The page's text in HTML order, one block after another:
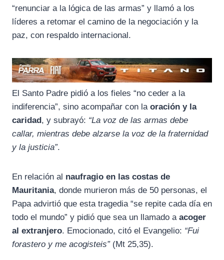
k
m
p
“renunciar a la lógica de las armas” y llamó a los
líderes a retomar el camino de la negociación y la
paz, con respaldo internacional.
El Santo Padre pidió a los fieles “no ceder a la
indiferencia”, sino acompañar con la oración y la
caridad, y subrayó: “La voz de las armas debe
callar, mientras debe alzarse la voz de la fraternidad
y la justicia”.
En relación al naufragio en las costas de
Mauritania, donde murieron más de 50 personas, el
Papa advirtió que esta tragedia “se repite cada día en
todo el mundo” y pidió que sea un llamado a acoger
al extranjero. Emocionado, citó el Evangelio: “Fui
forastero y me acogisteis”(Mt 25,35).